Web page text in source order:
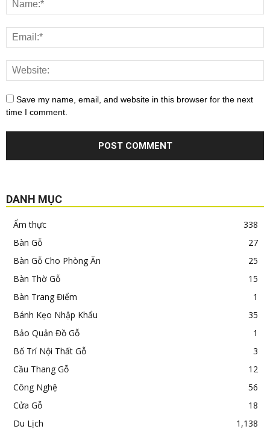
Save my name, email, and website in this browser for the next
time I comment.
DANH MỤC
Ẩm thực
338
Bàn Gỗ
27
Bàn Gỗ Cho Phòng Ăn
25
Bàn Thờ Gỗ
15
Bàn Trang Điểm
1
Bánh Kẹo Nhập Khẩu
35
Bảo Quản Đồ Gỗ
1
Bố Trí Nội Thất Gỗ
3
Cầu Thang Gỗ
12
Công Nghệ
56
Cửa Gỗ
18
Du Lịch
1,138